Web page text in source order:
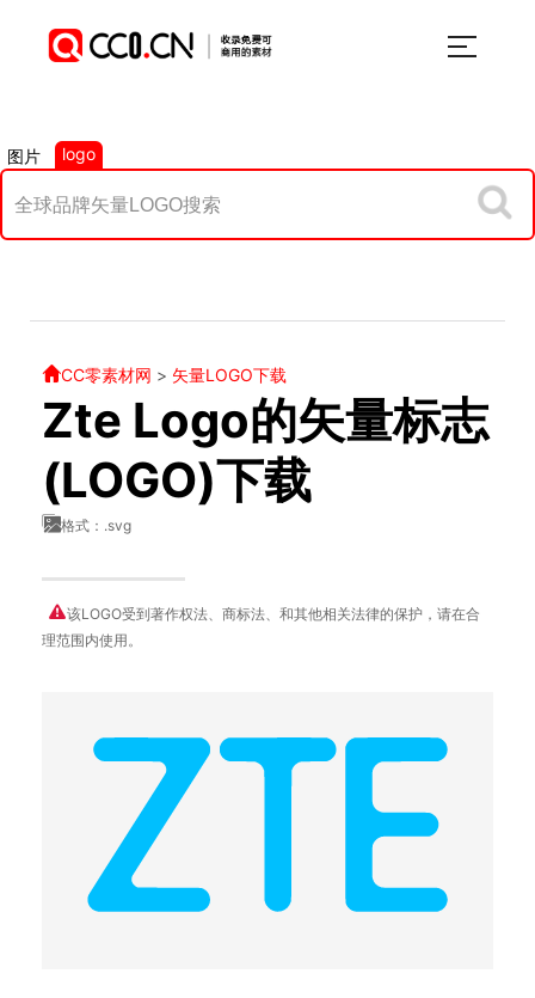
图片 logo
CC零素材网 > 矢量LOGO下载
Zte Logo的矢量标志
(LOGO)下载
格式：.svg
该LOGO受到著作权法、商标法、和其他相关法律的保护，请在合
理范围内使用。